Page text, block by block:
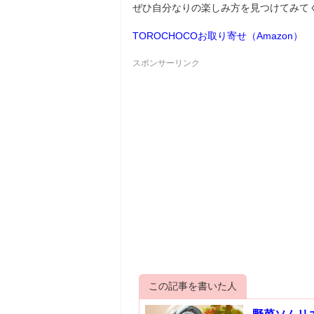
ぜひ自分なりの楽しみ方を見つけてみて
TOROCHOCOお取り寄せ（Amazon）
スポンサーリンク
この記事を書いた人